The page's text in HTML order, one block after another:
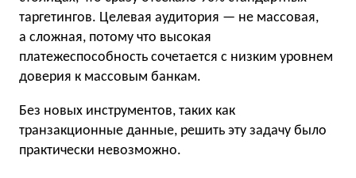
таргетингов. Целевая аудитория — не массовая,
а сложная, потому что высокая
платежеспособность сочетается с низким уровнем
доверия к массовым банкам.
Без новых инструментов, таких как
транзакционные данные, решить эту задачу было
практически невозможно.